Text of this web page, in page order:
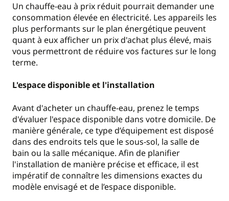
Un chauffe-eau à prix réduit pourrait demander une
consommation élevée en électricité. Les appareils les
plus performants sur le plan énergétique peuvent
quant à eux afficher un prix d'achat plus élevé, mais
vous permettront de réduire vos factures sur le long
terme.
L'espace disponible et l'installation
Avant d'acheter un chauffe-eau, prenez le temps
d'évaluer l'espace disponible dans votre domicile. De
manière générale, ce type d’équipement est disposé
dans des endroits tels que le sous-sol, la salle de
bain ou la salle mécanique. Afin de planifier
l'installation de manière précise et efficace, il est
impératif de connaître les dimensions exactes du
modèle envisagé et de l’espace disponible.